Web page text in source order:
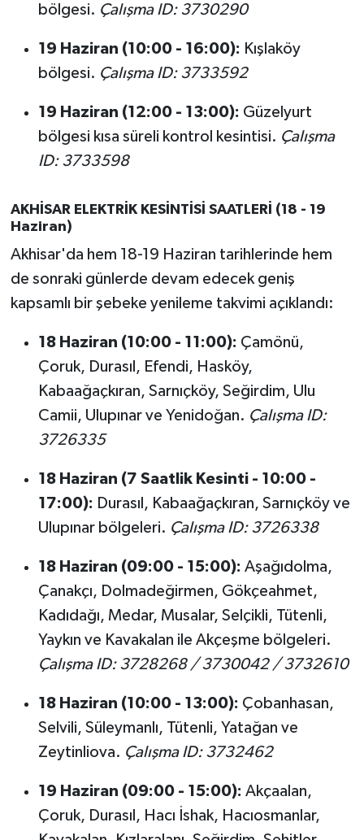
bölgesi. Çalışma ID: 3730290
19 Haziran (10:00 - 16:00): Kışlaköy
bölgesi. Çalışma ID: 3733592
19 Haziran (12:00 - 13:00): Güzelyurt
bölgesi kısa süreli kontrol kesintisi. Çalışma
ID: 3733598
AKHİSAR ELEKTRİK KESİNTİSİ SAATLERİ (18 - 19
Haziran)
Akhisar'da hem 18-19 Haziran tarihlerinde hem
de sonraki günlerde devam edecek geniş
kapsamlı bir şebeke yenileme takvimi açıklandı:
18 Haziran (10:00 - 11:00): Çamönü,
Çoruk, Durasıl, Efendi, Hasköy,
Kabaağaçkıran, Sarnıçköy, Seğirdim, Ulu
Camii, Ulupınar ve Yenidoğan. Çalışma ID:
3726335
18 Haziran (7 Saatlik Kesinti - 10:00 -
17:00): Durasıl, Kabaağaçkıran, Sarnıçköy ve
Ulupınar bölgeleri. Çalışma ID: 3726338
18 Haziran (09:00 - 15:00): Aşağıdolma,
Çanakçı, Dolmadeğirmen, Gökçeahmet,
Kadıdağı, Medar, Musalar, Selçikli, Tütenli,
Yaykın ve Kavakalan ile Akçeşme bölgeleri.
Çalışma ID: 3728268 / 3730042 / 3732610
18 Haziran (10:00 - 13:00): Çobanhasan,
Selvili, Süleymanlı, Tütenli, Yatağan ve
Zeytinliova. Çalışma ID: 3732462
19 Haziran (09:00 - 15:00): Akçaalan,
Çoruk, Durasıl, Hacı İshak, Hacıosmanlar,